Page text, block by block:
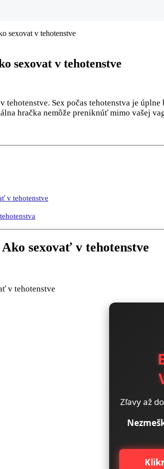
sexovat v tehotenstve
sexovat v tehotenstve
tehotenstve. Sex počas tehotenstva je
hračka nemôže preniknúť mimo vašej
v tehotenstve
sexovať v tehotenstve
Zľavy až do